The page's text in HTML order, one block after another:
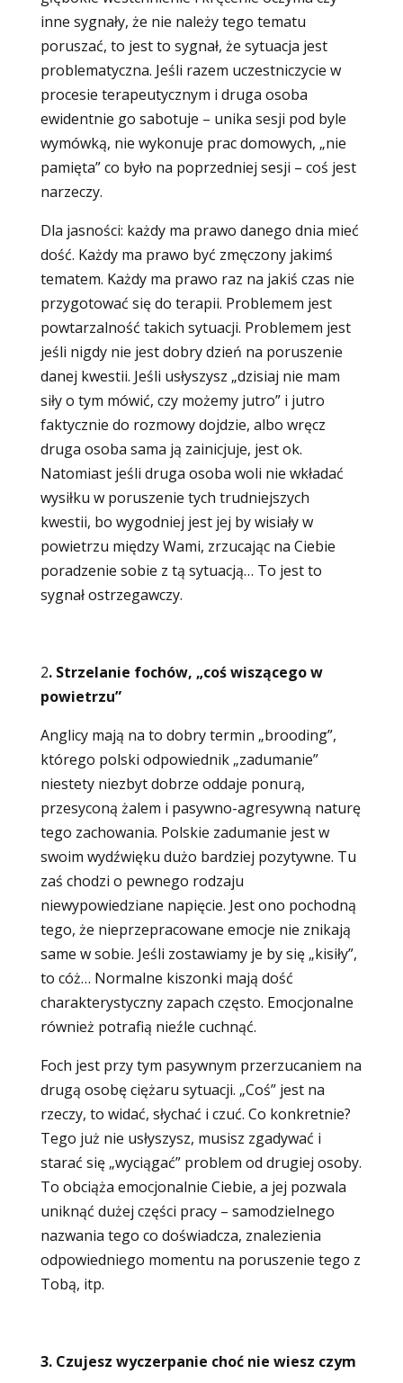
inne sygnały, że nie należy tego tematu
poruszać, to jest to sygnał, że sytuacja jest
problematyczna. Jeśli razem uczestniczycie w
procesie terapeutycznym i druga osoba
ewidentnie go sabotuje – unika sesji pod byle
wymówką, nie wykonuje prac domowych, „nie
pamięta” co było na poprzedniej sesji – coś jest
narzeczy.
Dla jasności: każdy ma prawo danego dnia mieć
dość. Każdy ma prawo być zmęczony jakimś
tematem. Każdy ma prawo raz na jakiś czas nie
przygotować się do terapii. Problemem jest
powtarzalność takich sytuacji. Problemem jest
jeśli nigdy nie jest dobry dzień na poruszenie
danej kwestii. Jeśli usłyszysz „dzisiaj nie mam
siły o tym mówić, czy możemy jutro” i jutro
faktycznie do rozmowy dojdzie, albo wręcz
druga osoba sama ją zainicjuje, jest ok.
Natomiast jeśli druga osoba woli nie wkładać
wysiłku w poruszenie tych trudniejszych
kwestii, bo wygodniej jest jej by wisiały w
powietrzu między Wami, zrzucając na Ciebie
poradzenie sobie z tą sytuacją… To jest to
sygnał ostrzegawczy.
2. Strzelanie fochów, „coś wiszącego w
powietrzu”
Anglicy mają na to dobry termin „brooding”,
którego polski odpowiednik „zadumanie”
niestety niezbyt dobrze oddaje ponurą,
przesyconą żalem i pasywno-agresywną naturę
tego zachowania. Polskie zadumanie jest w
swoim wydźwięku dużo bardziej pozytywne. Tu
zaś chodzi o pewnego rodzaju
niewypowiedziane napięcie. Jest ono pochodną
tego, że nieprzepracowane emocje nie znikają
same w sobie. Jeśli zostawiamy je by się „kisiły”,
to cóż… Normalne kiszonki mają dość
charakterystyczny zapach często. Emocjonalne
również potrafią nieźle cuchnąć.
Foch jest przy tym pasywnym przerzucaniem na
drugą osobę ciężaru sytuacji. „Coś” jest na
rzeczy, to widać, słychać i czuć. Co konkretnie?
Tego już nie usłyszysz, musisz zgadywać i
starać się „wyciągać” problem od drugiej osoby.
To obciąża emocjonalnie Ciebie, a jej pozwala
uniknąć dużej części pracy – samodzielnego
nazwania tego co doświadcza, znalezienia
odpowiedniego momentu na poruszenie tego z
Tobą, itp.
3. Czujesz wyczerpanie choć nie wiesz czym